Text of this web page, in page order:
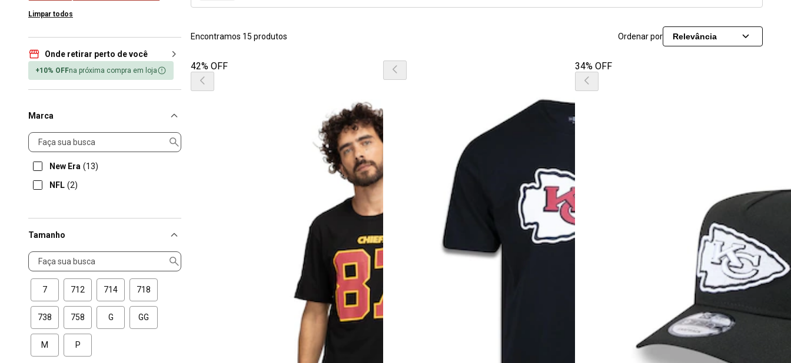
Limpar todos
Onde retirar perto de você
+10% OFFna próxima compra em loja
Marca
Marca
New Era (13)
NFL (2)
Tamanho
Tamanho
7 712 714 718
738 758 G GG
M P
Encontramos 15 produtos Ordenar por Relevância
42% OFF 34% OFF